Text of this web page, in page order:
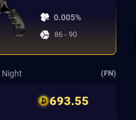
0.005%
86 - 90
Night (FN)
693.55